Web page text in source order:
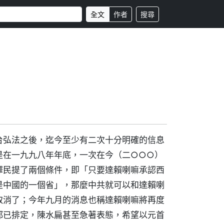
全文 作者 搜尋
法之後，迄今至少有二次十分明確的信息
一九九八年年底，一次在今（二○○○）
提了兩個條件，即「只要達賴喇嘛承認西
國的一個省」，那麼中共就可以和達賴喇
了；今年九月的消息也稱達賴喇嘛將再度
排定，陳水扁甚至急著表態，希望以元首